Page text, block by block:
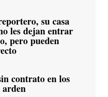
les dejan entrar
pero pueden
arden